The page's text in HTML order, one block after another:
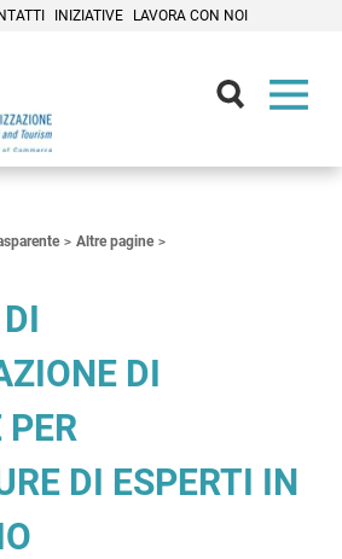
INIZIATIVE LAVORA CON NOI
Altre pagine
DI
PER
DI ESPERTI IN